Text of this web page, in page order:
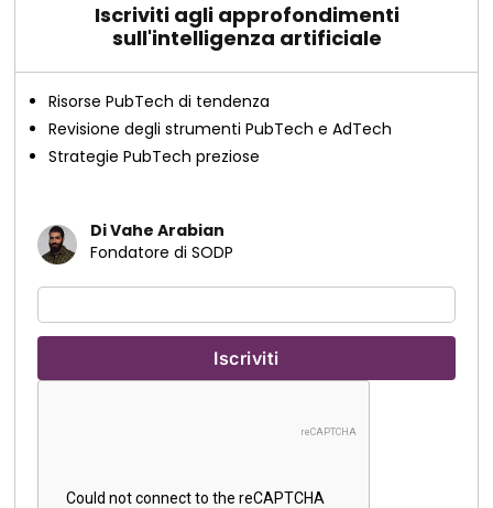
Iscriviti agli approfondimenti
sull'intelligenza artificiale
Risorse PubTech di tendenza
Revisione degli strumenti PubTech e AdTech
Strategie PubTech preziose
Di Vahe Arabian
Fondatore di SODP